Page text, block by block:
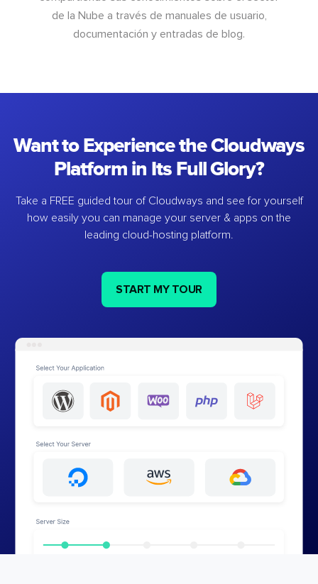
de la Nube a través de manuales de usuario,
documentación y entradas de blog.
Want to Experience the Cloudways
Platform in Its Full Glory?
Take a FREE guided tour of Cloudways and see for yourself
how easily you can manage your server & apps on the
leading cloud-hosting platform.
START MY TOUR